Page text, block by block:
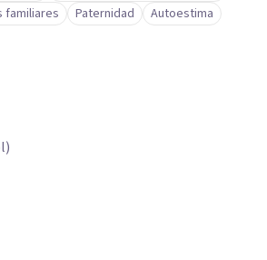
familiares Paternidad
Autoestima